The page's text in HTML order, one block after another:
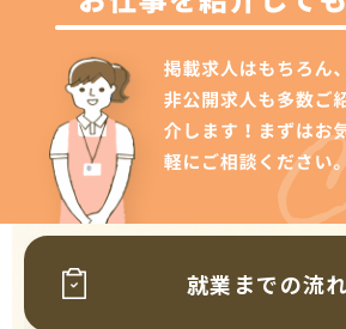
就業までの流れ